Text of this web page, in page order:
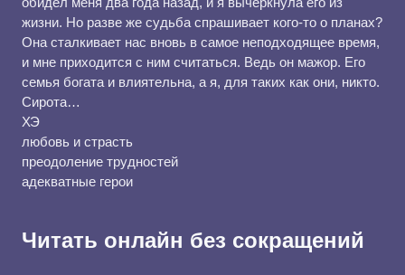
жизни. Но разве же судьба спрашивает кого-то о планах?
Она сталкивает нас вновь в самое неподходящее время,
и мне приходится с ним считаться. Ведь он мажор. Его
семья богата и влиятельна, а я, для таких как они, никто.
Сирота…
ХЭ
любовь и страсть
преодоление трудностей
адекватные герои
Читать онлайн без сокращений